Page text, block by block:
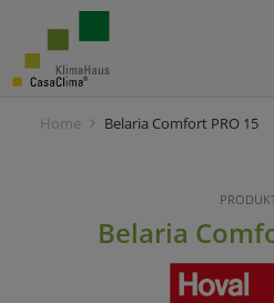
Home Belaria Comfort PRO 15
Belaria